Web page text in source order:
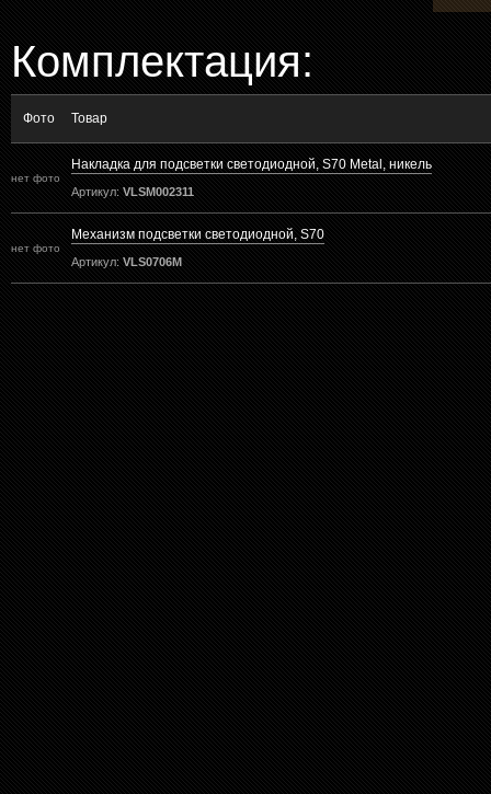
Комплектация:
Фото Товар
нет фото
Накладка для подсветки светодиодной, S70 Metal, никель
Артикул: VLSM002311
нет фото
Механизм подсветки светодиодной, S70
Артикул: VLS0706M